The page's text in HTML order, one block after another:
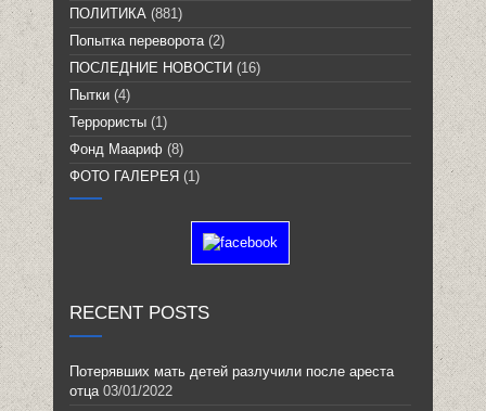
ПОЛИТИКА (881)
Попытка переворота(2)
ПОСЛЕДНИЕ НОВОСТИ (16)
Пытки (4)
Террористы (1)
Фонд Маариф (8)
ФОТО ГАЛЕРЕЯ (1)
RECENT POSTS
Потерявших мать детей разлучили после ареста
отца 03/01/2022